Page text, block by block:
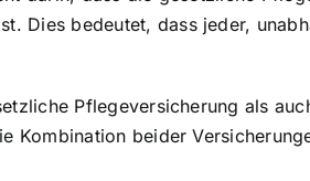
Dies bedeutet, dass jeder,
Pflegeversicherung als
Kombination beider